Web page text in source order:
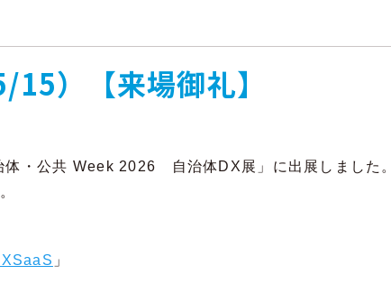
）【来場御礼】
・公共 Week 2026 自治体DX展」に出展しました。
」